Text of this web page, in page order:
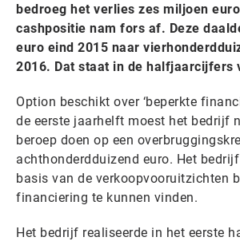
bedroeg het verlies zes miljoen
cashpositie nam fors af. Deze
euro eind 2015 naar
2016. Dat staat in de halfjaarcijfers
Option beschikt over ‘beperkte
de eerste jaarhelft moest het bedrijf
beroep doen op een
achthonderdduizend euro. Het
basis van de verkoopvooruitzichten
financiering te kunnen vinden.
Het bedrijf realiseerde in het eerste